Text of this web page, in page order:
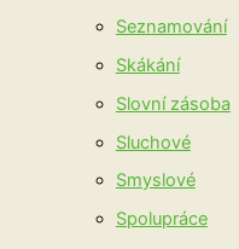
Seznamování
Skákání
Slovní zásoba
Sluchové
Smyslové
Spolupráce